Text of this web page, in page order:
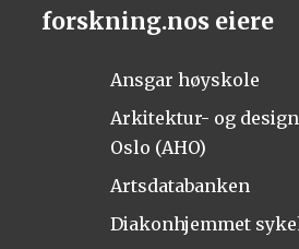
forskning.nos eiere
Ansgar høyskole
Arkitektur- og
Oslo (AHO)
Artsdatabanken
Diakonhjemmet